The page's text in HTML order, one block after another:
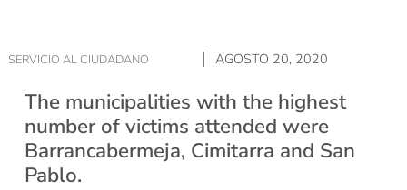
SERVICIO AL CIUDADANO AGOSTO 20, 2020
The municipalities with the highest
number of victims attended were
Barrancabermeja, Cimitarra and San
Pablo.